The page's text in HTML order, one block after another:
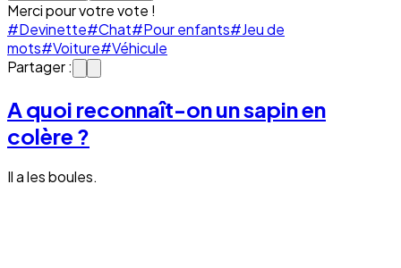
Merci pour votre vote !
#Devinette#Chat#Pour enfants#Jeu de
mots#Voiture#Véhicule
Partager :
A quoi reconnaît-on un sapin en
colère ?
Il a les boules.